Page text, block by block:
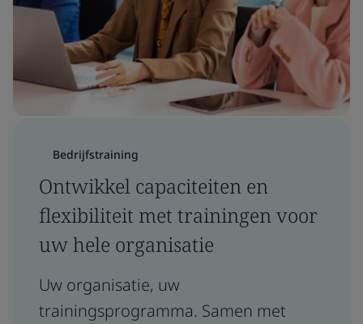
Bedrijfstraining
Ontwikkel capaciteiten en
flexibiliteit met trainingen voor
uw hele organisatie
Uw organisatie, uw
trainingsprogramma. Samen met